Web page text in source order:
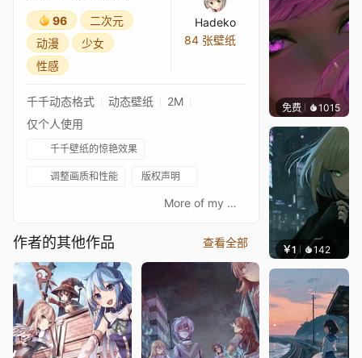
96
二次元
动漫
少女
性感
Hadeko
84 张壁纸
千千动态格式 动态壁纸
2M
仅个人使用
千千壁纸的惊艳效果
调整画质和性能 版权声明
⠀⠀⠀⠀⠀⠀⠀⠀⠀⠀⠀⠀⠀⠀⠀⠀⠀More of my Wallpapers are here: https://steamcommunity.com/id/superfrost/myworkshopfiles/If you like my Wallpaper, subscribe to me in the steam workshop, so you will not miss the new cool Wallpaper!Other anime titles:Рандеву с жизньюСвидание с духомデート・ア・ライブКуруми ТокисакиKurumi TokisakiShinShioriDarlingShidomiShinji TakamiyaТока ЯтогамиTooka YatogamiPrincessNightmareWorst SpiritSpirit of TimeОригами ТобиичиOrigami TobiichiSuper GeniusMaster鳶一 折紙Demon KingHermit氷芽川 四糸乃五河 士道夜刀神 十香AnimeАниме
作者的其他作品 查看全部
免费 1015辰东
￥1 142